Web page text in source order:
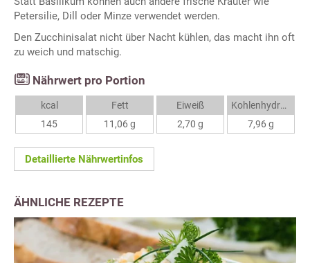
Petersilie, Dill oder Minze verwendet werden.
Den Zucchinisalat nicht über Nacht kühlen, das macht ihn oft
zu weich und matschig.
Nährwert pro Portion
kcal
145
Fett
11,06 g
Eiweiß
2,70 g
Kohlenhydrate
7,96 g
Detaillierte Nährwertinfos
ÄHNLICHE REZEPTE